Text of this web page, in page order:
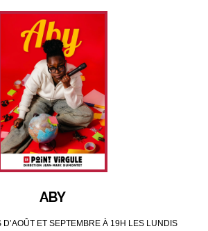
ABY
ET SEPTEMBRE À 19H LES LUNDIS